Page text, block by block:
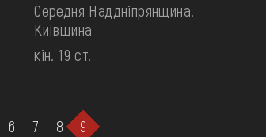
Середня Наддніпрянщина.
Київщина
кін. 19 ст.
6 7 8 9